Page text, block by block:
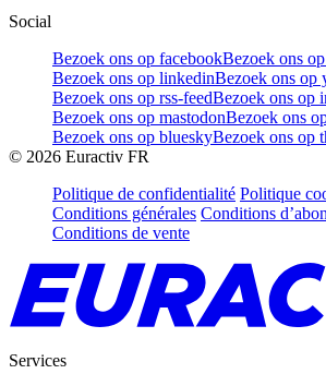
Social
Bezoek ons op facebookBezoek ons
Bezoek ons op linkedinBezoek ons op
Bezoek ons op rss-feedBezoek ons op
Bezoek ons op mastodonBezoek ons
Bezoek ons op blueskyBezoek ons op
© 2026 Euractiv FR
Politique de confidentialité Politique
Conditions générales Conditions
Conditions de vente
Services